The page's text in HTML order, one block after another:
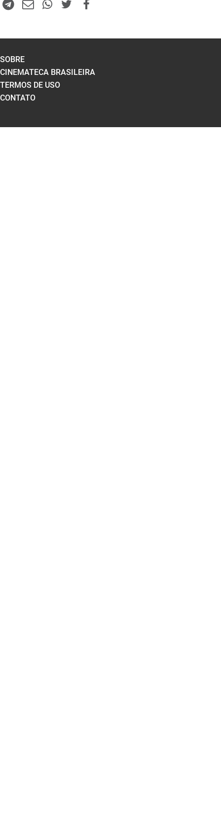
SOBRE
CINEMATECA BRASILEIRA
TERMOS DE USO
CONTATO